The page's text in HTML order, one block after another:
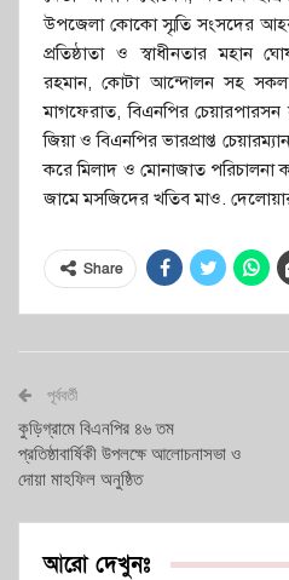
উপজেলা কোকো স্মৃতি সংসদের
প্রতিষ্ঠাতা ও স্বাধীনতার মহান
রহমান, কোটা আন্দোলন সহ
মাগফেরাত, বিএনপির চেয়ারপারসন
জিয়া ও বিএনপির ভারপ্রাপ্ত
করে মিলাদ ও মোনাজাত পরিচালনা
জামে মসজিদের খতিব মাও.
Share
পূর্ববর্তী
কুড়িগ্রামে বিএনপির ৪৬ তম
প্রতিষ্ঠাবার্ষিকী উপলক্ষে আলোচনাসভা ও
দোয়া মাহফিল অনুষ্ঠিত
আরো দেখুনঃ